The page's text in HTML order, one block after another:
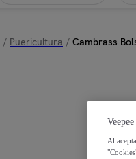
/ Puericultura / Cambrass
Al